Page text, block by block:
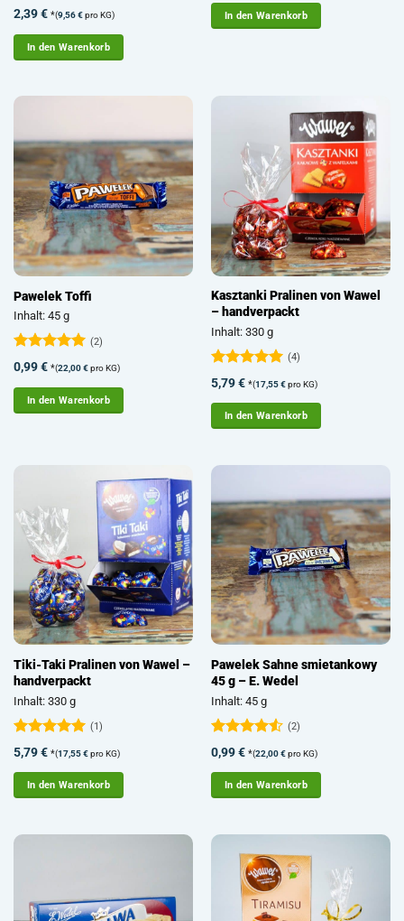
Bewertet
mit 5von
5
2,39€ *(9,56€pro KG)
In den Warenkorb
In den Warenkorb
Pawelek Toffi
Inhalt: 45 g
Bewertet
mit 5von
5
(2)
0,99€ *(22,00€pro KG)
In den Warenkorb
Kasztanki Pralinen von Wawel
– handverpackt
Inhalt: 330 g
Bewertet
mit 5von
5
(4)
5,79€ *(17,55€pro KG)
In den Warenkorb
Tiki-Taki Pralinen von Wawel –
handverpackt
Inhalt: 330 g
Bewertet
mit 5von
5
(1)
5,79€ *(17,55€pro KG)
In den Warenkorb
Pawelek Sahne smietankowy
45 g – E. Wedel
Inhalt: 45 g
Bewertet
mit 4.5
von 5
(2)
0,99€ *(22,00€pro KG)
In den Warenkorb